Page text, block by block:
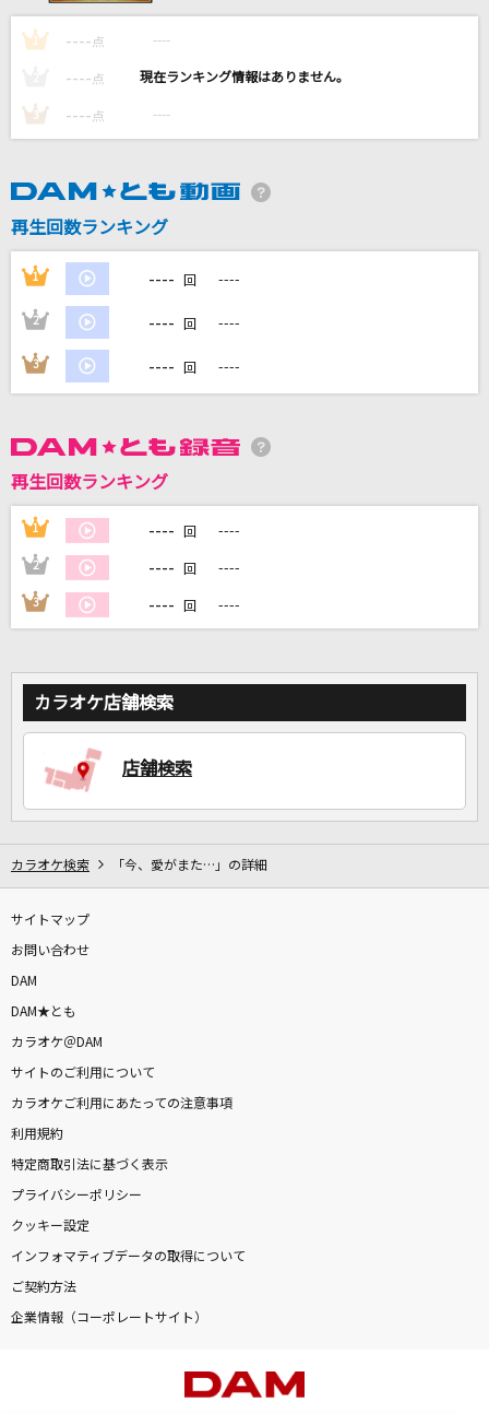
BEYOND THE TIME
TM NETWORK(TMN)
[生音]恋
ー]
Madonna
DAMの新曲・ランキングなど
カラオケ最新情報をチェック！
カラオケをもっと楽しもう！
家族や友達と一緒に！練習にも！
1 ---- 点 ----
---- 点 ----
3 ---- 点 ----
再生回数ランキング
1 ---- 回 ----
2 ---- 回 ----
3 ---- 回 ----
再生回数ランキング
1 ---- 回 ----
2 ---- 回 ----
3 ---- 回 ----
カラオケ店舗検索
店舗検索
カラオケ検索 「今、愛がまた…」の詳細
サイトマップ
お問い合わせ
DAM
DAM★とも
カラオケ＠DAM
サイトのご利用について
カラオケご利用にあたっての注意事項
利用規約
特定商取引法に基づく表示
プライバシーポリシー
クッキー設定
インフォマティブデータの取得について
ご契約方法
企業情報（コーポレートサイト）